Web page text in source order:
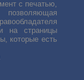
с печатью,
на страницы
которые есть